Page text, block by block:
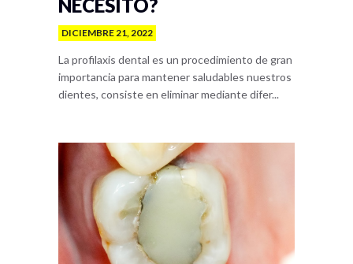
NECESITO?
DICIEMBRE 21, 2022
La profilaxis dental es un procedimiento de gran
importancia para mantener saludables nuestros
dientes, consiste en eliminar mediante difer...